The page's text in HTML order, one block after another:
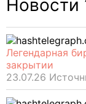
Новости
Легендарная
закрытии
23.07.26